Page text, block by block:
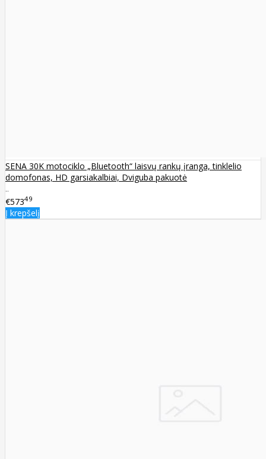
SENA 30K motociklo „Bluetooth“ laisvų rankų įranga, tinklelio
domofonas, HD garsiakalbiai, Dviguba pakuotė
..
€57349
Į krepšelį